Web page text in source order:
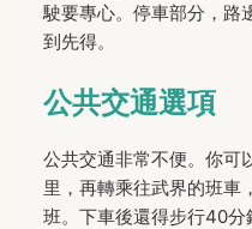
駛要專心。停車部分，路
到先得。
公共交通選項
公共交通非常不便。你可
里，再轉乘往武界的班車
班。下車後還得步行40